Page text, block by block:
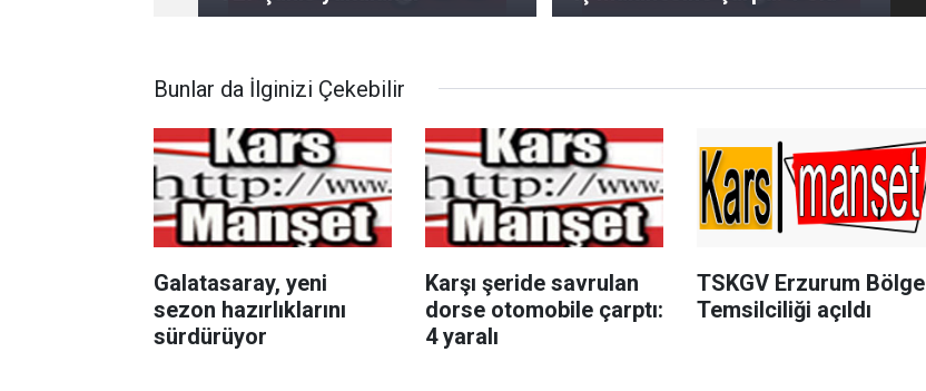
Bunlar da İlginizi Çekebilir
Galatasaray, yeni
sezon hazırlıklarını
sürdürüyor
Karşı şeride savrulan
dorse otomobile çarptı:
4 yaralı
TSKGV Erzurum Bölge
Temsilciliği açıldı